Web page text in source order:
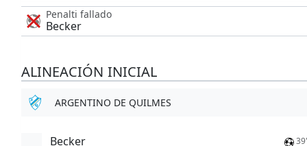
Penalti fallado
Becker
ALINEACIÓN INICIAL
ARGENTINO DE QUILMES
Becker